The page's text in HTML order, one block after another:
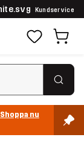
Kundservice
Shoppa nu